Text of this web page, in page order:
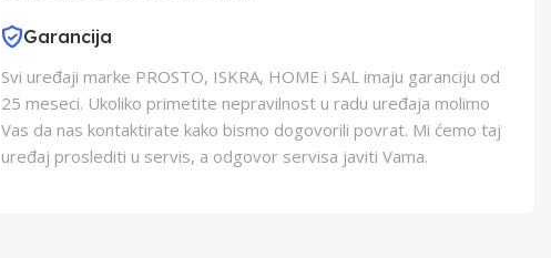
Garancija
Svi uređaji marke PROSTO, ISKRA, HOME i SAL imaju garanciju od
25 meseci. Ukoliko primetite nepravilnost u radu uređaja molimo
Vas da nas kontaktirate kako bismo dogovorili povrat. Mi ćemo taj
uređaj proslediti u servis, a odgovor servisa javiti Vama.